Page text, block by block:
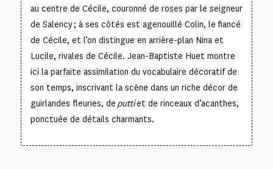
au centre de Cécile, couronné de roses par le seigneur
de Salency ; à ses côtés est agenouillé Colin, le fiancé
de Cécile, et l’on distingue en arrière-plan Nina et
Lucile, rivales de Cécile. Jean-Baptiste Huet montre
ici la parfaite assimilation du vocabulaire décoratif de
son temps, inscrivant la scène dans un riche décor de
guirlandes fleuries, de puttiet de rinceaux d’acanthes,
ponctuée de détails charmants.